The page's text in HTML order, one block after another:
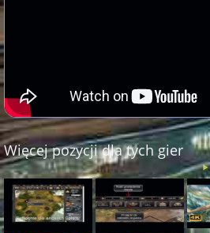
Więcej pozycji dla tych gier